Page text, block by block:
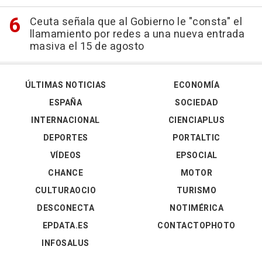
Ceuta señala que al Gobierno le "consta" el
llamamiento por redes a una nueva entrada
masiva el 15 de agosto
ÚLTIMAS NOTICIAS
ESPAÑA
INTERNACIONAL
DEPORTES
VÍDEOS
ECONOMÍA
SOCIEDAD
CIENCIAPLUS
PORTALTIC
EPSOCIAL
CHANCE
CULTURAOCIO
DESCONECTA
EPDATA.ES
INFOSALUS
MOTOR
TURISMO
NOTIMÉRICA
CONTACTOPHOTO